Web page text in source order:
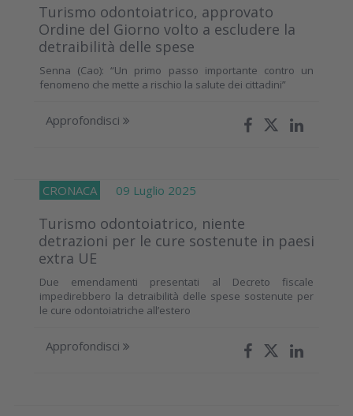
Turismo odontoiatrico, approvato
Ordine del Giorno volto a escludere la
detraibilità delle spese
Senna (Cao): “Un primo passo importante contro un
fenomeno che mette a rischio la salute dei cittadini”
Approfondisci
CRONACA 09 Luglio 2025
Turismo odontoiatrico, niente
detrazioni per le cure sostenute in paesi
extra UE
Due emendamenti presentati al Decreto fiscale
impedirebbero la detraibilità delle spese sostenute per
le cure odontoiatriche all’estero
Approfondisci